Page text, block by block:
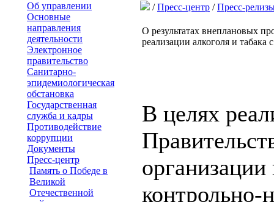
Об управлении
Основные
направления
деятельности
Электронное
правительство
Санитарно-
эпидемиологическая
обстановка
Государственная
служба и кадры
Противодействие
коррупции
Документы
Пресс-центр
Память о Победе в
Великой
Отечественной
/Пресс-центр /Пресс-
О результатах внеплановых
реализации алкоголя и табака
В целях